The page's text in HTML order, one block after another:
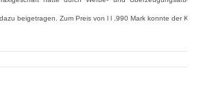
dazu beigetragen. Zum Preis von l l .990 Mark konnte der